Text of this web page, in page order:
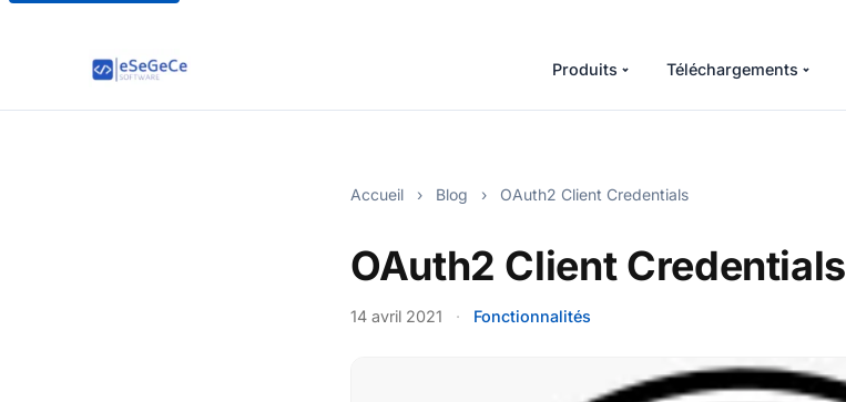
Produits Téléchargements
Accueil › Blog › OAuth2 Client Credentials
OAuth2 Client Credentials
14 avril 2021 · Fonctionnalités